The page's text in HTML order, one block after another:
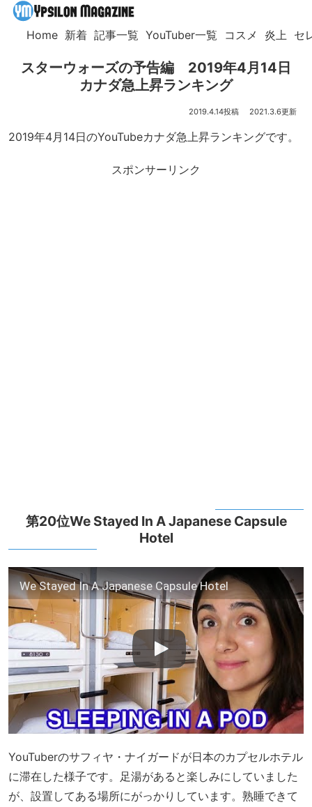
Home 新着 記事一覧 YouTuber一覧 コスメ 炎上 セ
スターウォーズの予告編 2019年4月14日
カナダ急上昇ランキング
2019.4.14 2021.3.6
2019年4月14日のYouTubeカナダ急上昇ランキングです。
スポンサーリンク
第20位We Stayed In A Japanese Capsule
Hotel
We Stayed In A Japanese Capsule Hotel
YouTuberのサフィヤ・ナイガードが日本のカプセルホテル
に滞在した様子です。足湯があると楽しみにしていました
が、設置してある場所にがっかりしています。熟睡できて